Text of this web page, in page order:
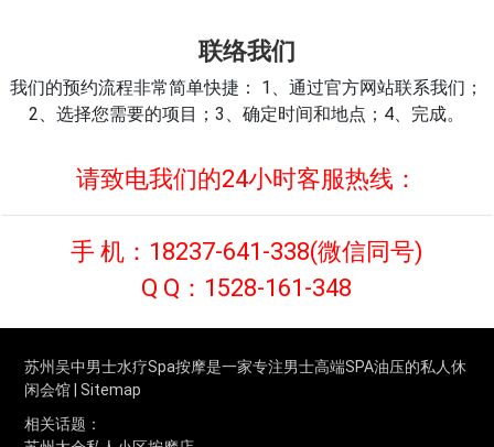
联络我们
我们的预约流程非常简单快捷： 1、通过官方网站联系我们；
2、选择您需要的项目；3、确定时间和地点；4、完成。
请致电我们的24小时客服热线：
手 机： 18237-641-338(微信同号)
Q Q： 1528-161-348
苏州吴中男士水疗Spa按摩是一家专注男士高端SPA油压的私人休
闲会馆 |Sitemap
相关话题：